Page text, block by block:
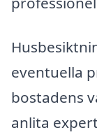
eventuella
bostadens
anlita